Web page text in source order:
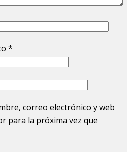
*
correo electrónico y web
para la próxima vez que